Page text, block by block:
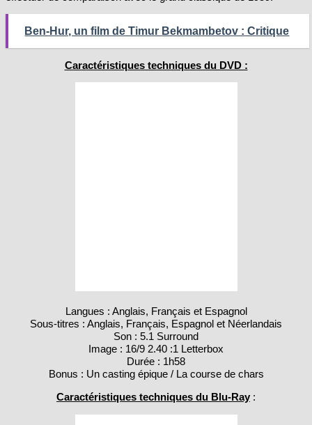
Ben-Hur, un film de Timur Bekmambetov : Critique
Caractéristiques techniques du DVD :
Langues : Anglais, Français et Espagnol
Sous-titres : Anglais, Français, Espagnol et Néerlandais
Son : 5.1 Surround
Image : 16/9 2.40 :1 Letterbox
Durée : 1h58
Bonus : Un casting épique / La course de chars
Caractéristiques techniques du Blu-Ray :